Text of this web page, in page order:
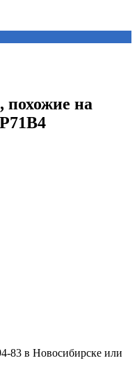
похожие на
83 в Новосибирске или